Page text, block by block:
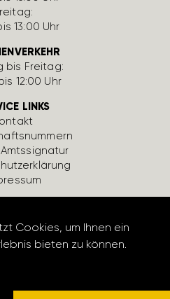
Cookies, um Ihnen ein
bieten zu können.
13:00 Uhr
bis Freitag:
12:00 Uhr
LINKS